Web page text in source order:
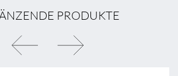
PRODUKTE